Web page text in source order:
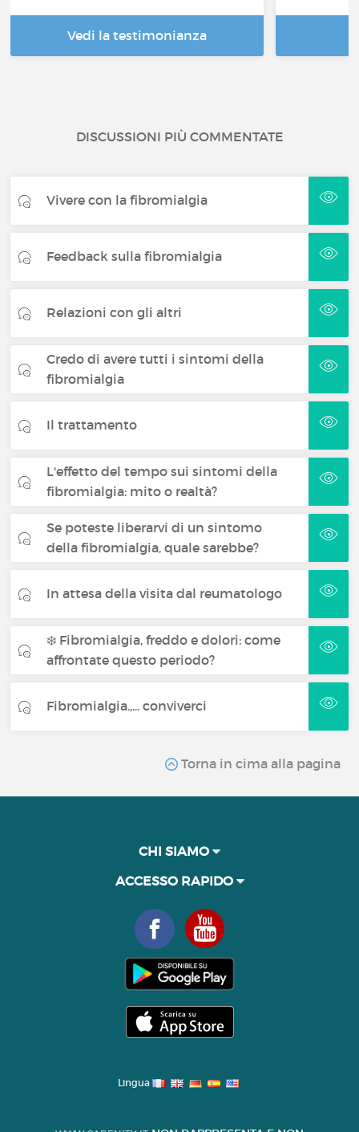
Vedi la testimonianza
DISCUSSIONI PIÙ COMMENTATE
Vivere con la fibromialgia
Feedback sulla fibromialgia
Relazioni con gli altri
Credo di avere tutti i sintomi della
fibromialgia
Il trattamento
L'effetto del tempo sui sintomi della
fibromialgia: mito o realtà?
Se poteste liberarvi di un sintomo
della fibromialgia, quale sarebbe?
In attesa della visita dal reumatologo
❄️ Fibromialgia, freddo e dolori: come
affrontate questo periodo?
Fibromialgia.,... conviverci
Torna in cima alla pagina
CHI SIAMO
ACCESSO RAPIDO
Lingua